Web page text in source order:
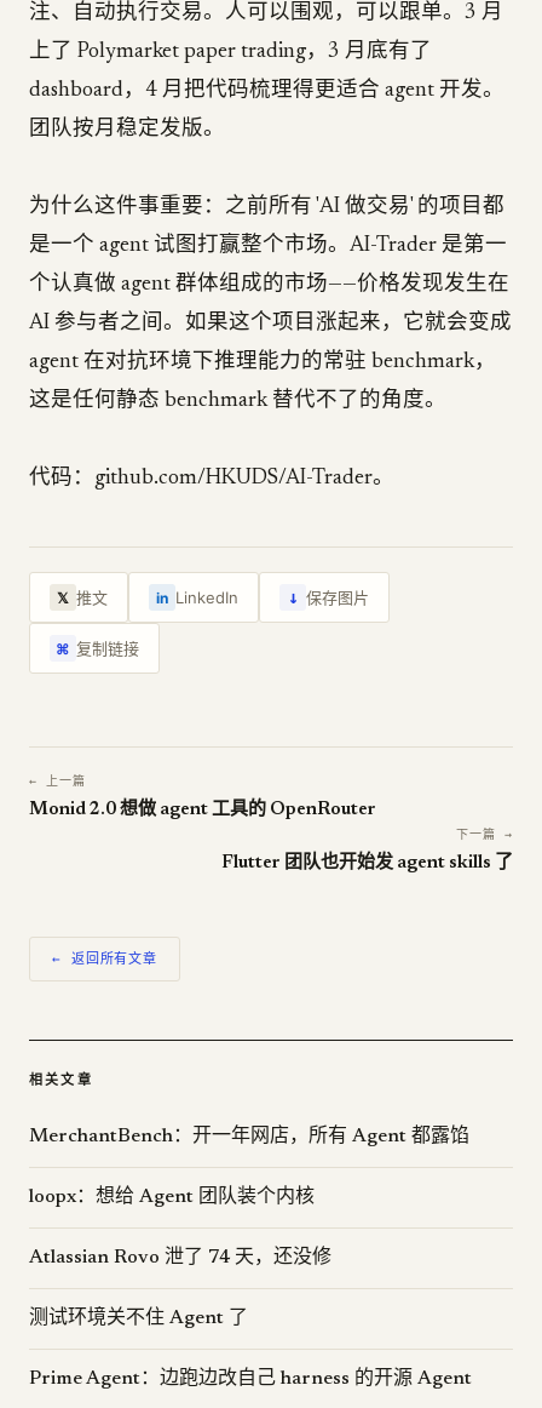
注、自动执行交易。人可以围观，可以跟单。3 月
上了 Polymarket paper trading，3 月底有了
dashboard，4 月把代码梳理得更适合 agent 开发。
团队按月稳定发版。
为什么这件事重要：之前所有 'AI 做交易' 的项目都
是一个 agent 试图打赢整个市场。AI-Trader 是第一
个认真做 agent 群体组成的市场——价格发现发生在
AI 参与者之间。如果这个项目涨起来，它就会变成
agent 在对抗环境下推理能力的常驻 benchmark，
这是任何静态 benchmark 替代不了的角度。
代码：github.com/HKUDS/AI-Trader。
𝕏 推文 in LinkedIn ↓ 保存图片
⌘ 复制链接
← 上一篇
Monid 2.0 想做 agent 工具的 OpenRouter
下一篇 →
Flutter 团队也开始发 agent skills 了
← 返回所有文章
相关文章
MerchantBench：开一年网店，所有 Agent 都露馅
loopx：想给 Agent 团队装个内核
Atlassian Rovo 泄了 74 天，还没修
测试环境关不住 Agent 了
Prime Agent：边跑边改自己 harness 的开源 Agent